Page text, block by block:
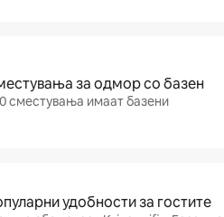
за одмор со базен
сместувања имаат базени
удобности за гостите